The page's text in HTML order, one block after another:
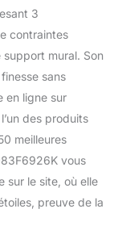
3
contraintes
mural. Son
sans
en ligne sur
des produits
meilleures
vous
sur le site, où elle
preuve de la